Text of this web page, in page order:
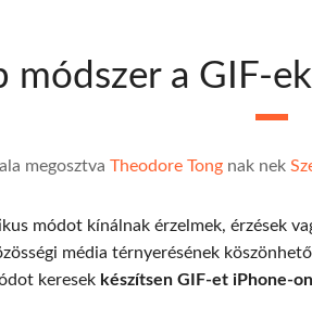
módszer a GIF-
megosztva Theodore Tongnak nek
módot kínálnak érzelmek, érzések
média térnyerésének
keresek készítsen GIF-et iPhone-on